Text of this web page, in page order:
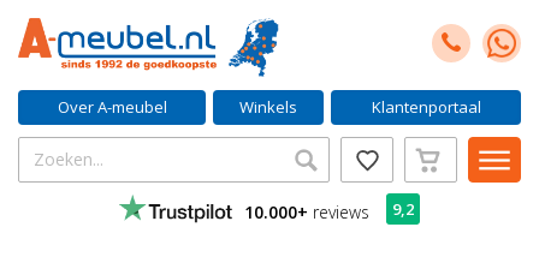
Over A-meubel Winkels Klantenportaal
10.000+ reviews 9,2